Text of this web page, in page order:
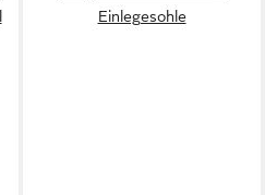
Einlegesohle